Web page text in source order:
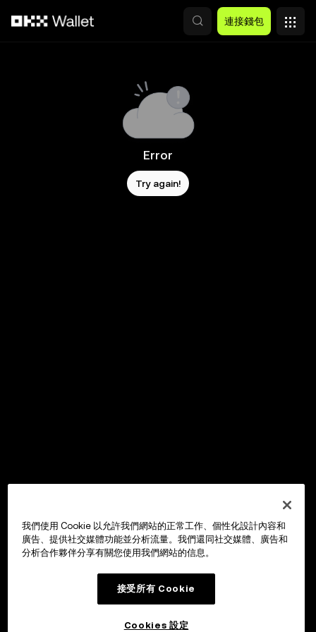
連接錢包
Error
Try again!
我們使用 Cookie 以允許我們網站的正常工作、個性化設計內容和
廣告、提供社交媒體功能並分析流量。我們還同社交媒體、廣告和
分析合作夥伴分享有關您使用我們網站的信息。
接受所有 Cookie
Cookies 設定